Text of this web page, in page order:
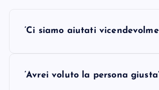
‘Ci siamo aiutati
‘Avrei voluto la persona